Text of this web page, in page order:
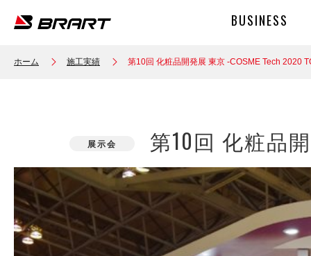
ホーム 施工実績 第10回 化粧品開発展 東京 -COSME Tech 2020
展示会 第10回 化粧品開